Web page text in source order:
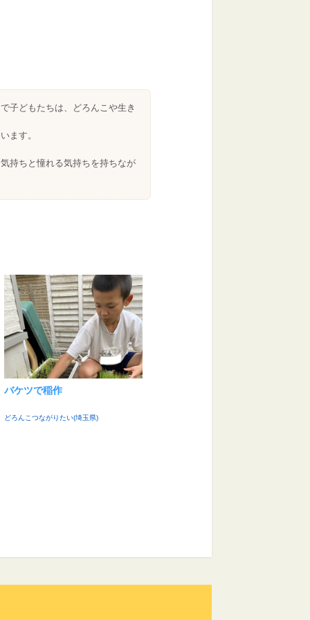
子どもたちは、どろんこや生き
ます。
持ちと憧れる気持ちを持ちなが
バケツで稲作
どろんこつながりたい(埼玉県)